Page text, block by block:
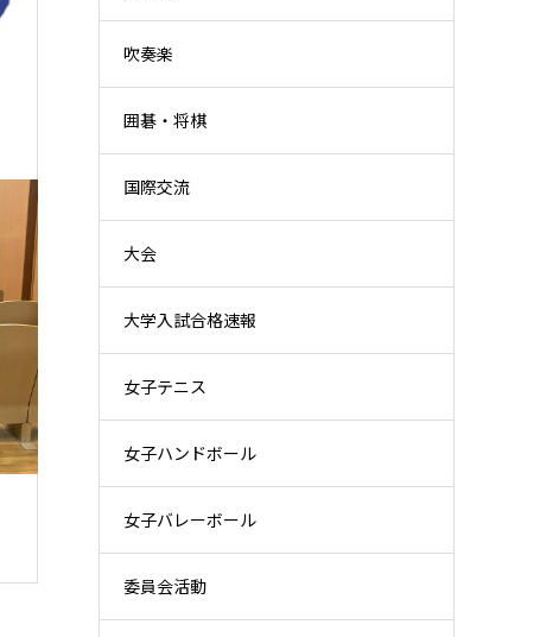
吹奏楽
囲碁・将棋
国際交流
大会
大学入試合格速報
女子テニス
女子ハンドボール
女子バレーボール
委員会活動